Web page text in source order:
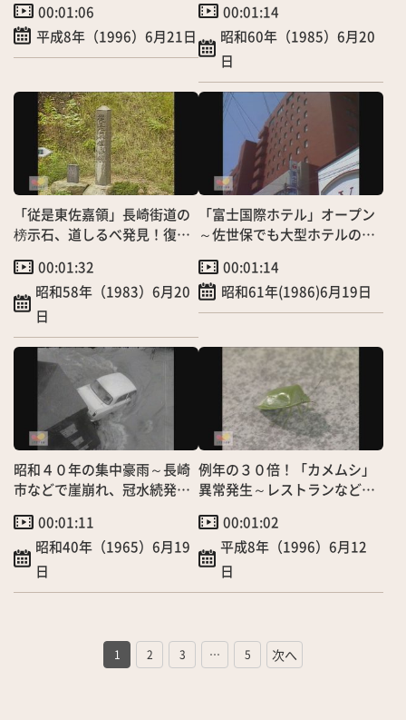
00:01:06
平成8年（1996）6月21日
00:01:14
昭和60年（1985）6月20
日
「従是東佐嘉領」長崎街道の
榜示石、道しるべ発見！復元
00:01:32
昭和58年（1983）6月20
日
「富士国際ホテル」オープン
～佐世保でも大型ホテルの競
00:01:14
昭和61年(1986)6月19日
昭和４０年の集中豪雨～長崎
市などで崖崩れ、冠水続発
00:01:11
昭和40年（1965）6月19
日
例年の３０倍！「カメムシ」
異常発生～レストランなどに
00:01:02
平成8年（1996）6月12
日
1 2 3 … 5